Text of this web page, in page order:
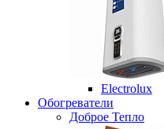
Electrolux
Обогреватели
Доброе Тепло